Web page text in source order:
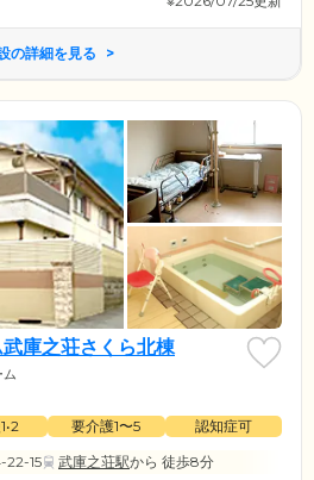
の詳細を見る
庫之荘さくら北棟
ム
要介護1〜5
認知症可
22-15
武庫之荘駅から 徒歩8分